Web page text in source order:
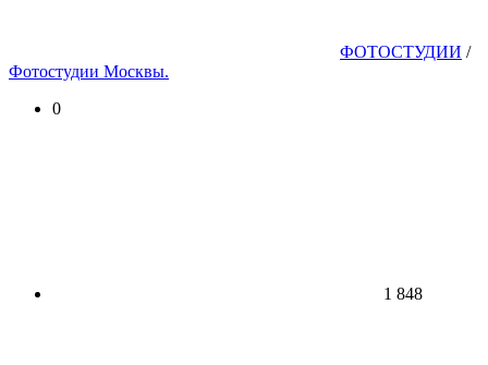
ФОТОСТУДИИ /
Фотостудии Москвы.
0
1 848